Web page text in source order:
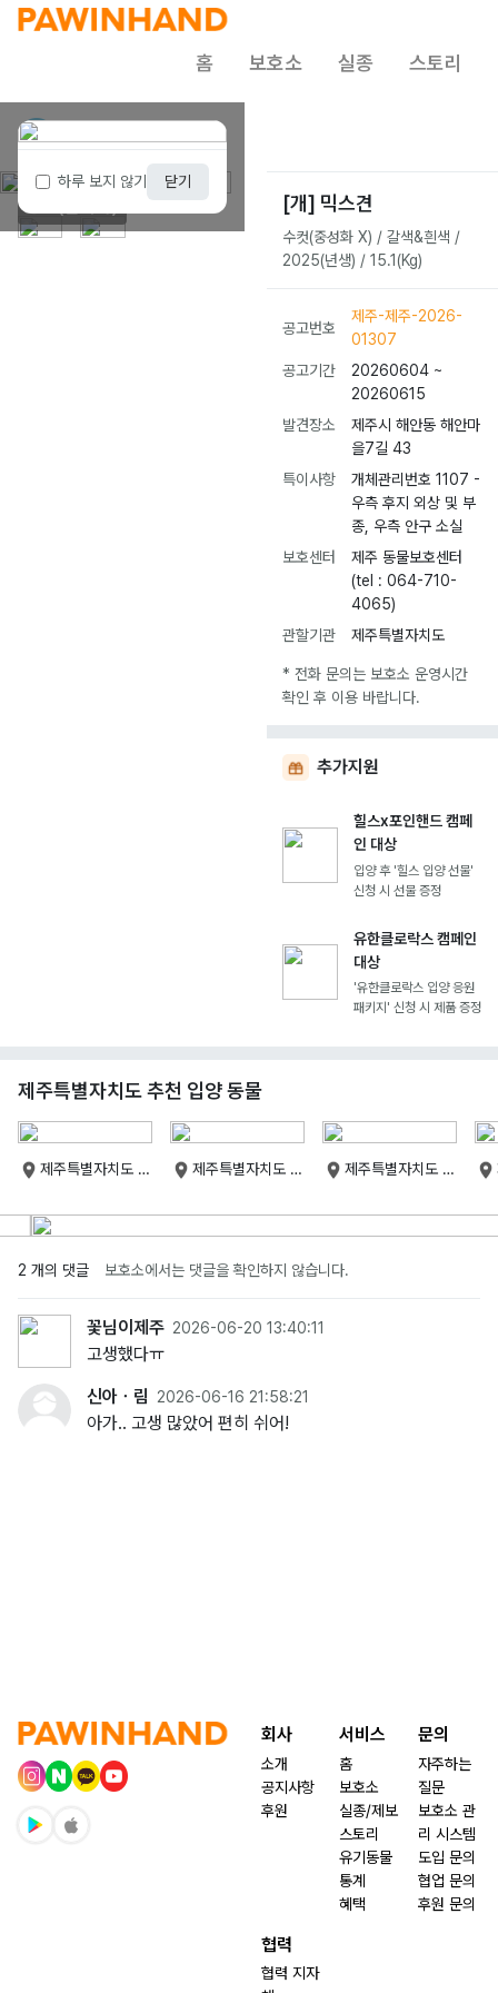
홈 보호소 실종 스토리
하루 보지 않기 닫기
제주 동물보호센터
[개] 믹스견
수컷(중성화 X) / 갈색&흰색 /
2025(년생) / 15.1(Kg)
공고번호
제주-제주-2026-
01307
공고기간
20260604 ~
20260615
발견장소
제주시 해안동 해안마
을7길 43
특이사항
개체관리번호 1107 -
우측 후지 외상 및 부
종, 우측 안구 소실
보호센터
제주 동물보호센터
(tel : 064-710-
4065)
관할기관
제주특별자치도
* 전화 문의는 보호소 운영시간
확인 후 이용 바랍니다.
추가지원
힐스x포인핸드 캠페
인 대상
입양 후 '힐스 입양 선물'
신청 시 선물 증정
유한클로락스 캠페인
대상
'유한클로락스 입양 응원
패키지' 신청 시 제품 증정
제주특별자치도 추천 입양 동물
제주특별자치도 제
제주특별자치도 제
제주특별자치도 제
2 개의 댓글 보호소에서는 댓글을 확인하지 않습니다.
꽃님이제주 2026-06-20 13:40:11
고생했다ㅠ
신아ㆍ림
2026-06-16 21:58:21
아가.. 고생 많았어 편히 쉬어!
회사
소개
공지사항
후원
서비스
홈
보호소
실종/제보
스토리
유기동물
통계
혜택
문의
자주하는
질문
보호소 관
리 시스템
도입 문의
협업 문의
후원 문의
협력
협력 지자